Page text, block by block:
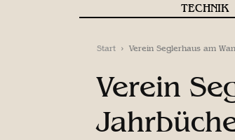
TECHNIK
Start Verein Seglerhaus am
Verein